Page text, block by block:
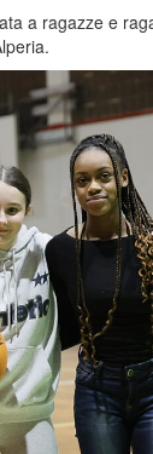
a ragazze e